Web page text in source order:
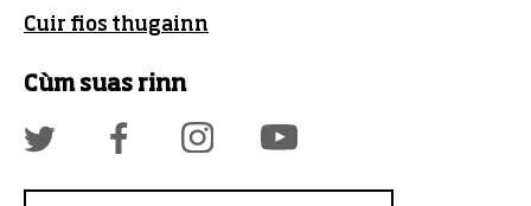
Cuir fios thugainn
Cùm suas rinn